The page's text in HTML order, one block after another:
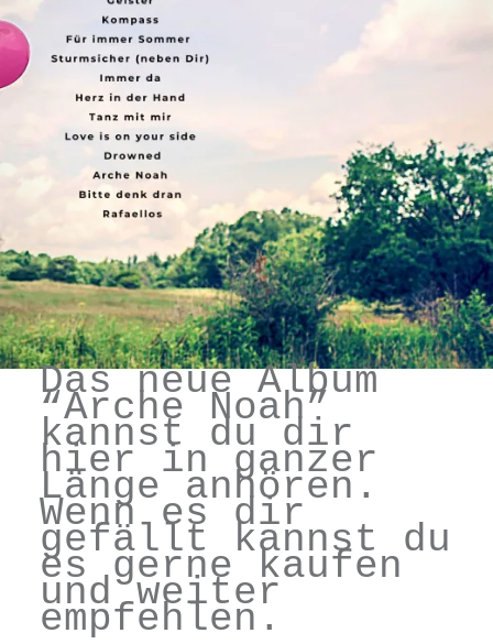
Das neue Album
“Arche Noah”
kannst du dir
hier in ganzer
Länge anhören.
Wenn es dir
gefällt kannst du
es gerne kaufen
und weiter
empfehlen.